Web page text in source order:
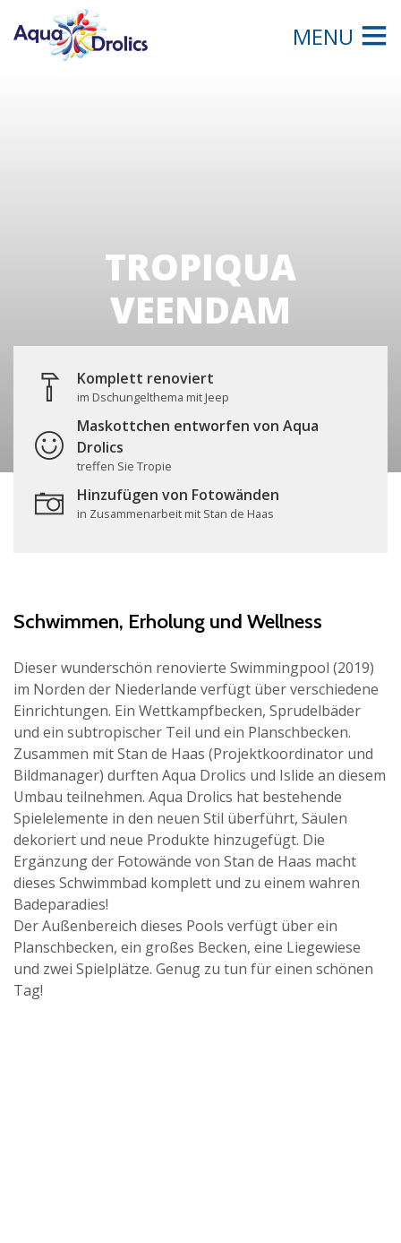
MENU
TROPIQUA
VEENDAM
Komplett renoviert
im Dschungelthema mit Jeep
Maskottchen entworfen von Aqua
Drolics
treffen Sie Tropie
Hinzufügen von Fotowänden
in Zusammenarbeit mit Stan de Haas
Schwimmen, Erholung und Wellness
Dieser wunderschön renovierte Swimmingpool (2019)
im Norden der Niederlande verfügt über verschiedene
Einrichtungen. Ein Wettkampfbecken, Sprudelbäder
und ein subtropischer Teil und ein Planschbecken.
Zusammen mit Stan de Haas (Projektkoordinator und
Bildmanager) durften Aqua Drolics und Islide an diesem
Umbau teilnehmen. Aqua Drolics hat bestehende
Spielelemente in den neuen Stil überführt, Säulen
dekoriert und neue Produkte hinzugefügt. Die
Ergänzung der Fotowände von Stan de Haas macht
dieses Schwimmbad komplett und zu einem wahren
Badeparadies!
Der Außenbereich dieses Pools verfügt über ein
Planschbecken, ein großes Becken, eine Liegewiese
und zwei Spielplätze. Genug zu tun für einen schönen
Tag!